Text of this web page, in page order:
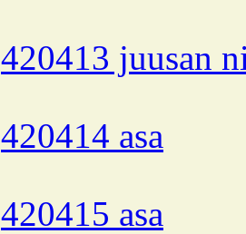
420413 juusan
420414 asa
420415 asa